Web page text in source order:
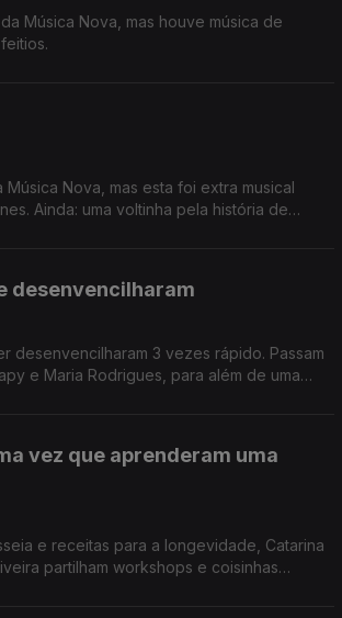
Música Nova, mas houve música de
Música Nova, mas esta foi extra musical
Ainda: uma voltinha pela história de
desenvencilharam
desenvencilharam 3 vezes rápido. Passam
e Maria Rodrigues, para além de uma
vez que aprenderam uma
e receitas para a longevidade, Catarina
partilham workshops e coisinhas